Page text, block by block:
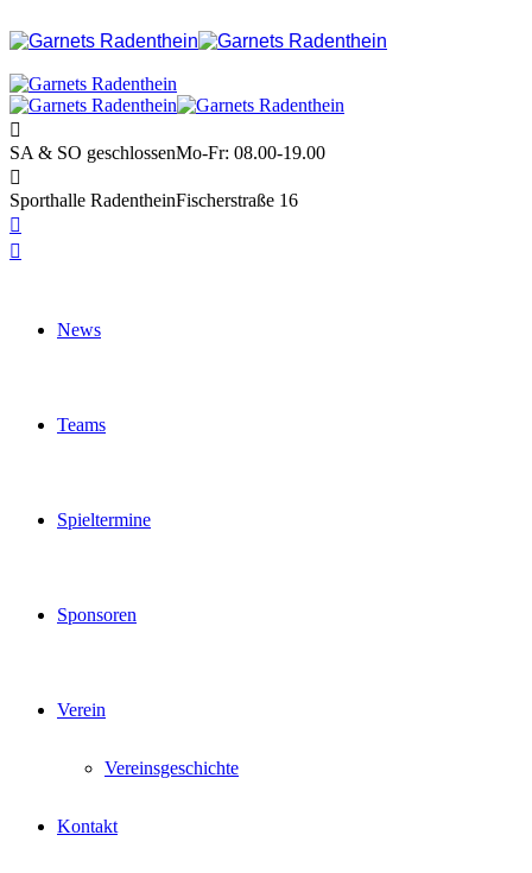
SA & SO geschlossenMo-Fr: 08.00-19.00
Sporthalle RadentheinFischerstraße 16
News
Teams
Spieltermine
Sponsoren
Verein
Vereinsgeschichte
Kontakt